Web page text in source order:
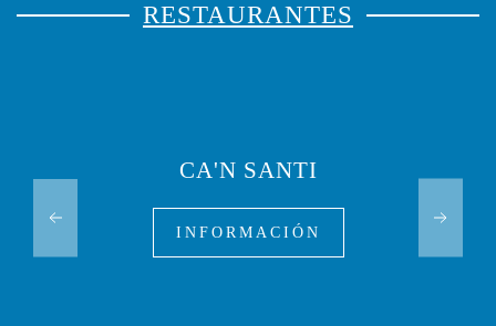
RESTAURANTES
CA'N SANTI
INFORMACIÓN